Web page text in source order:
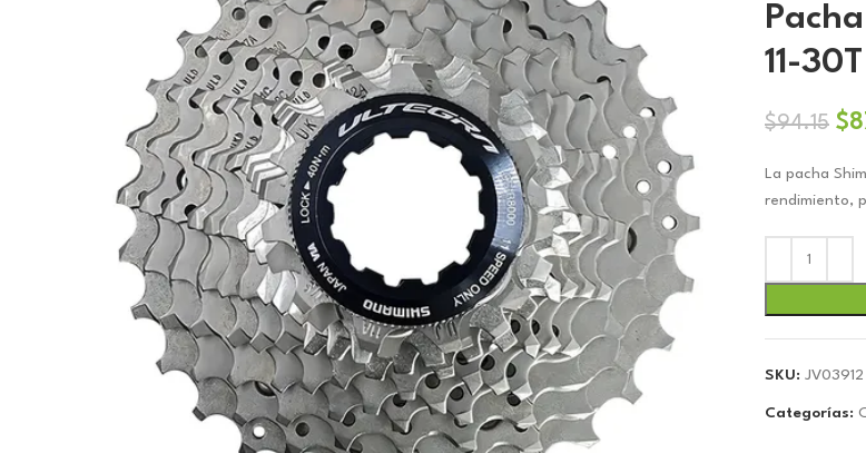
11-30T
$94.15 El
$
La pacha
rendimiento,
SKU: JV03912
Categorías: